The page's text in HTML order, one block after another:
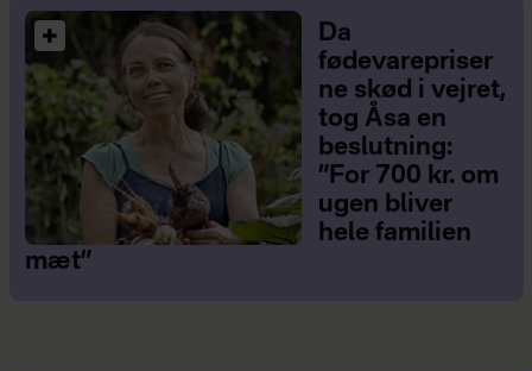
Da
fødevarepriser
ne skød i vejret,
tog Åsa en
beslutning:
”For 700 kr. om
ugen bliver
hele familien
mæt”